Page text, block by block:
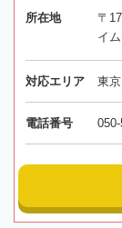
所在地
〒
イ
対応エリア 東
電話番号